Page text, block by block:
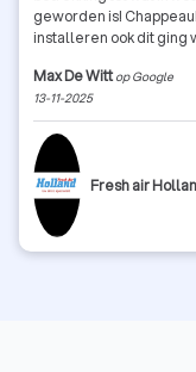
geworden is!
installeren ook dit ging
afgevoerd. Kwaliteit/prijs boven verwachting. Een
tevreden klant. Dank
Max De Witt op Google
13-11-2025
Fresh air